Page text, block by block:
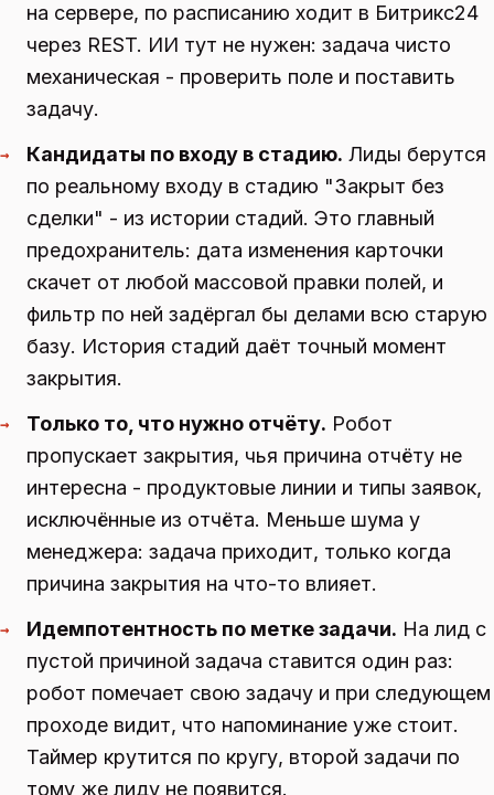
на сервере, по расписанию ходит в Битрикс24
через REST. ИИ тут не нужен: задача чисто
механическая - проверить поле и поставить
задачу.
→ Кандидаты по входу в стадию. Лиды берутся
по реальному входу в стадию "Закрыт без
сделки" - из истории стадий. Это главный
предохранитель: дата изменения карточки
скачет от любой массовой правки полей, и
фильтр по ней задёргал бы делами всю старую
базу. История стадий даёт точный момент
закрытия.
→ Только то, что нужно отчёту. Робот
пропускает закрытия, чья причина отчёту не
интересна - продуктовые линии и типы заявок,
исключённые из отчёта. Меньше шума у
менеджера: задача приходит, только когда
причина закрытия на что-то влияет.
→ Идемпотентность по метке задачи. На лид с
пустой причиной задача ставится один раз:
робот помечает свою задачу и при следующем
проходе видит, что напоминание уже стоит.
Таймер крутится по кругу, второй задачи по
тому же лиду не появится.